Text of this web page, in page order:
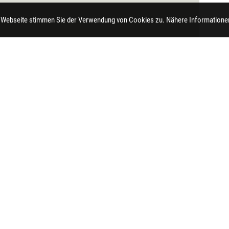
stimmen Sie der Verwendung von Cookies zu. Nähere